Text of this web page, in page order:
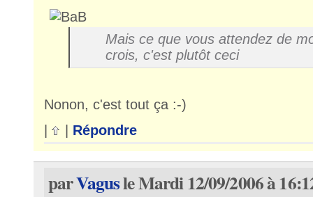
Mais ce que vous attendez de
crois, c'est plutôt ceci
Nonon, c'est tout ça :-)
Répondre
parVagusle Mardi 12/09/2006 à